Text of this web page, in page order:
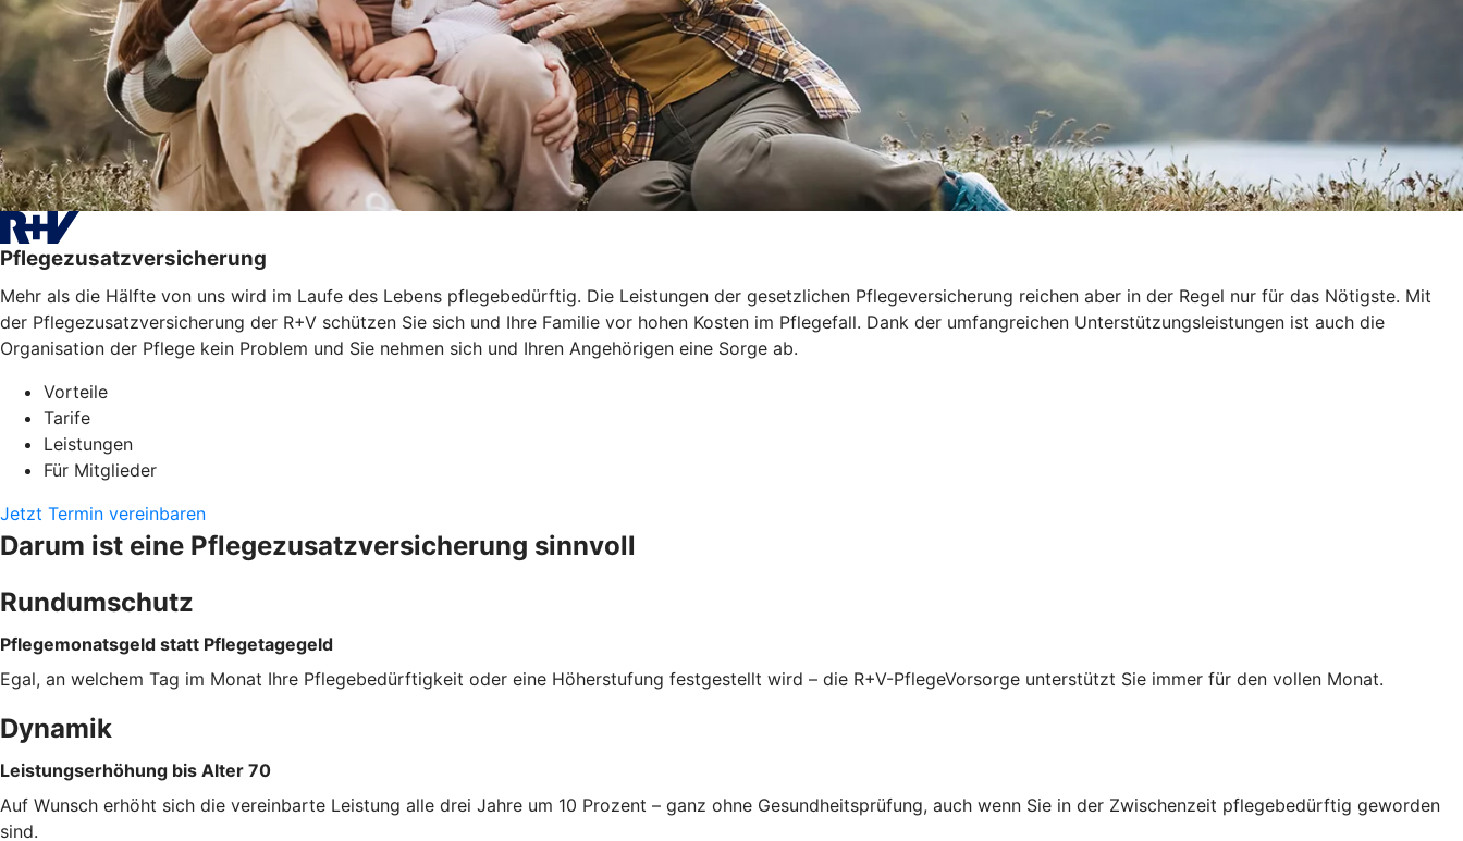
Pflegezusatzversicherung
Mehr als die Hälfte von uns wird im Laufe des Lebens pflegebedürftig. Die Leistungen der gesetzlichen Pflegeversicherung reichen aber in der Regel nur für das Nötigste. Mit
der Pflegezusatzversicherung der R+V schützen Sie sich und Ihre Familie vor hohen Kosten im Pflegefall. Dank der umfangreichen Unterstützungsleistungen ist auch die
Organisation der Pflege kein Problem und Sie nehmen sich und Ihren Angehörigen eine Sorge ab.
Vorteile
Tarife
Leistungen
Für Mitglieder
Jetzt Termin vereinbaren
Darum ist eine Pflegezusatzversicherung sinnvoll
Rundumschutz
Pflegemonatsgeld statt Pflegetagegeld
Egal, an welchem Tag im Monat Ihre Pflegebedürftigkeit oder eine Höherstufung festgestellt wird – die R+V-PflegeVorsorge unterstützt Sie immer für den vollen Monat.
Dynamik
Leistungserhöhung bis Alter 70
Auf Wunsch erhöht sich die vereinbarte Leistung alle drei Jahre um 10 Prozent – ganz ohne Gesundheitsprüfung, auch wenn Sie in der Zwischenzeit pflegebedürftig geworden
sind.